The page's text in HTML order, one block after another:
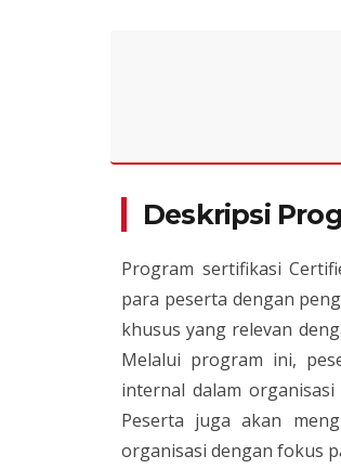
Deskripsi
Program sertifikasi
para peserta dengan
khusus yang relevan
Melalui program ini,
internal dalam
Peserta juga akan
organisasi dengan fokus